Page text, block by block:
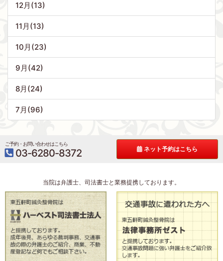
12月(13)
11月(13)
10月(23)
9月(42)
8月(24)
7月(96)
ご予約・お問い合わせはこちら
03-6280-8372 ネット予約はこちら
当院は弁護士、司法書士と業務提携しております。